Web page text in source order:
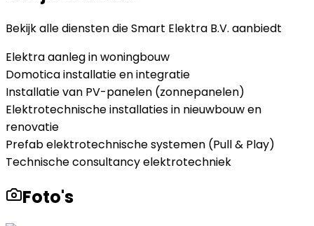
Bekijk alle diensten dieSmart Elektra B.V. aanbiedt
Elektra aanleg in woningbouw
Domotica installatie en integratie
Installatie van PV-panelen (zonnepanelen)
Elektrotechnische installaties in nieuwbouw en
renovatie
Prefab elektrotechnische systemen (Pull & Play)
Technische consultancy elektrotechniek
Foto's